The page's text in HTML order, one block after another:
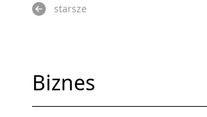
starsze
Biznes